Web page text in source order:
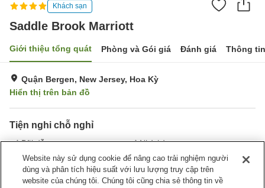
Khách sạn
Saddle Brook Marriott
Giới thiệu tổng quát Phòng và Gói giá Đánh giá Thông
Quận Bergen, New Jersey, Hoa Kỳ
Hiển thị trên bản đồ
Tiện nghi chỗ nghỉ
Bãi đỗ xe
Nhà hàng
Bar
Hoàn toàn không hút thuốc
Trang chủ Hoa Kỳ New Jersey
Quận Bergen
Website này sử dụng cookie để nâng cao trải nghiệm người
dùng và phân tích hiệu suất với lưu lượng truy cập trên
website của chúng tôi. Chúng tôi cũng chia sẻ thông tin về